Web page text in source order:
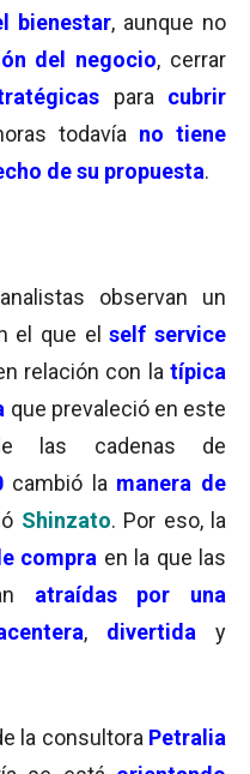
bienestar, aunque no
del negocio, cerrar
para cubrir
todavía no tiene
de su propuesta.
observan un
el que elself service
relación con la típica
que prevaleció en este
las cadenas de
cambió la manera de
Shinzato. Por eso, la
compra en la que las
atraídas por una
, divertida
y
la consultora Petralia